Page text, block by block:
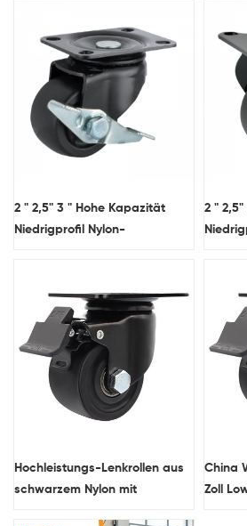
2 " 2,5" 3 " Hohe Kapazität
Niedrigprofil Nylon-
2 "
Hochleistungs-Lenkrollen aus
schwarzem Nylon mit
China
Zoll